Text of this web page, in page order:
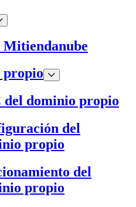
propio
del dominio propio
del
propio
del
propio